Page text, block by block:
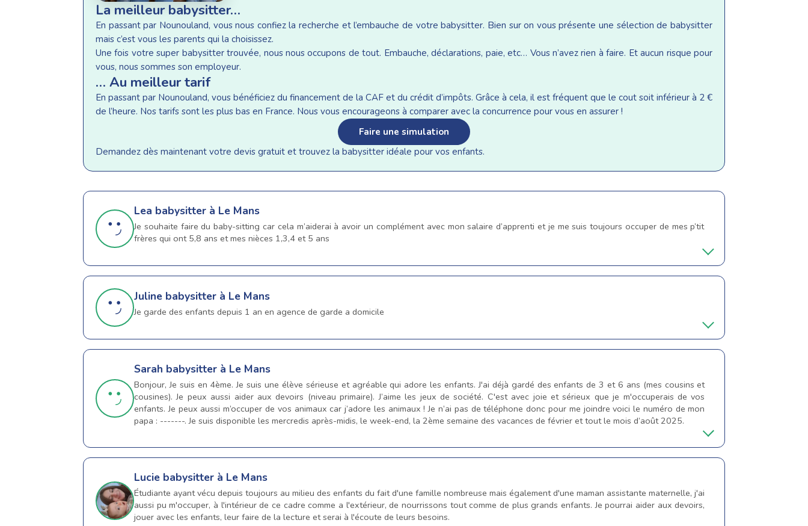
La meilleur babysitter…
En passant par Nounouland, vous nous confiez la recherche et l’embauche de votre babysitter. Bien sur on vous présente une sélection de babysitter
mais c’est vous les parents qui la choisissez.
Une fois votre super babysitter trouvée, nous nous occupons de tout. Embauche, déclarations, paie, etc… Vous n’avez rien à faire. Et aucun risque pour
vous, nous sommes son employeur.
… Au meilleur tarif
En passant par Nounouland, vous bénéficiez du financement de la CAF et du crédit d’impôts. Grâce à cela, il est fréquent que le cout soit inférieur à 2 €
de l’heure. Nos tarifs sont les plus bas en France. Nous vous encourageons à comparer avec la concurrence pour vous en assurer !
Faire une simulation
Demandez dès maintenant votre devis gratuit et trouvez la babysitter idéale pour vos enfants.
Lea babysitter à Le Mans
Je souhaite faire du baby-sitting car cela m’aiderai à avoir un complément avec mon salaire d’apprenti et je me suis toujours occuper de mes p’tit
frères qui ont 5,8 ans et mes nièces 1,3,4 et 5 ans
Juline babysitter à Le Mans
Je garde des enfants depuis 1 an en agence de garde a domicile
Sarah babysitter à Le Mans
Bonjour, Je suis en 4ème. Je suis une élève sérieuse et agréable qui adore les enfants. J'ai déjà gardé des enfants de 3 et 6 ans (mes cousins et
cousines). Je peux aussi aider aux devoirs (niveau primaire). J’aime les jeux de société. C'est avec joie et sérieux que je m'occuperais de vos
enfants. Je peux aussi m’occuper de vos animaux car j’adore les animaux ! Je n’ai pas de téléphone donc pour me joindre voici le numéro de mon
papa : -------. Je suis disponible les mercredis après-midis, le week-end, la 2ème semaine des vacances de février et tout le mois d’août 2025.
Lucie babysitter à Le Mans
Étudiante ayant vécu depuis toujours au milieu des enfants du fait d'une famille nombreuse mais également d'une maman assistante maternelle, j'ai
aussi pu m'occuper, à l'intérieur de ce cadre comme a l'extérieur, de nourrissons tout comme de plus grands enfants. Je pourrai aider aux devoirs,
jouer avec les enfants, leur faire de la lecture et serai à l'écoute de leurs besoins.